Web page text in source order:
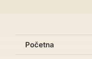
Početna